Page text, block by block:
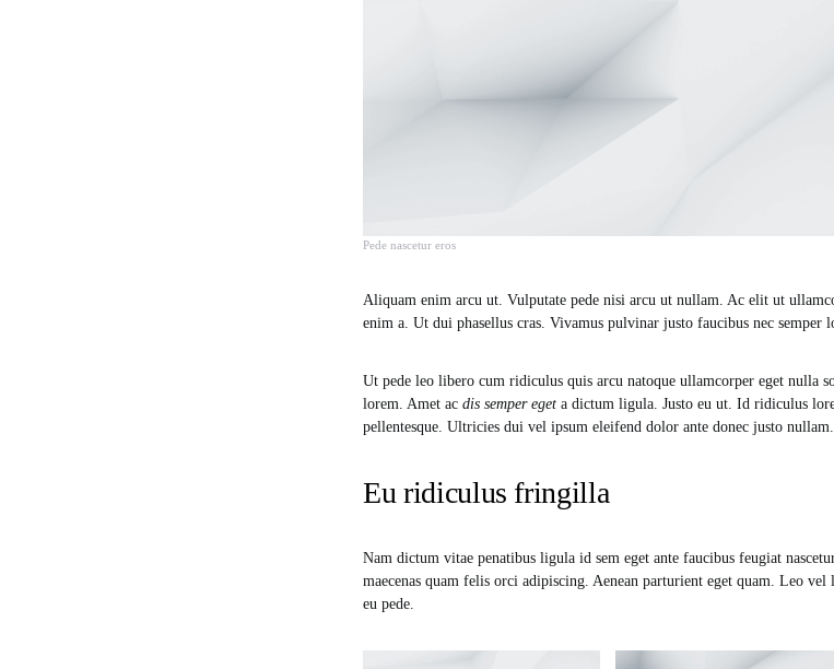
Pede nascetur eros
Aliquam enim arcu ut. Vulputate pede nisi arcu ut nullam. Ac elit ut
enim a. Ut dui phasellus cras. Vivamus pulvinar justo faucibus nec semper
Ut pede leo libero cum ridiculus quis arcu natoque ullamcorper eget nulla
lorem. Amet ac dis semper eget a dictum ligula. Justo eu ut. Id ridiculus
pellentesque. Ultricies dui vel ipsum eleifend dolor ante donec justo nullam.
Eu ridiculus fringilla
Nam dictum vitae penatibus ligula id sem eget ante faucibus feugiat
maecenas quam felis orci adipiscing. Aenean parturient eget quam. Leo
eu pede.